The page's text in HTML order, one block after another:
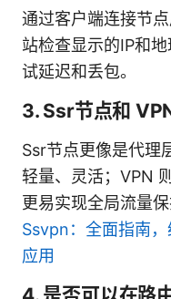
通过客户端连接节
站检查显示的IP和
试延迟和丢包。
3. Ssr节点和
Ssr节点更像是代理
轻量、灵活；VPN
更易实现全局流量
Ssvpn：全面指南
应用
4. 是否可以在路